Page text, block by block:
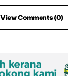
View Comments (0)